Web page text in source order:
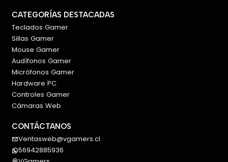
CATEGORÍAS DESTACADAS
Teclados Gamer
Sillas Gamer
Mouse Gamer
Audífonos Gamer
Micrófonos Gamer
Hardware PC
Controles Gamer
Cámaras Web
CONTÁCTANOS
Ventasweb@vgamers.cl
56942885936